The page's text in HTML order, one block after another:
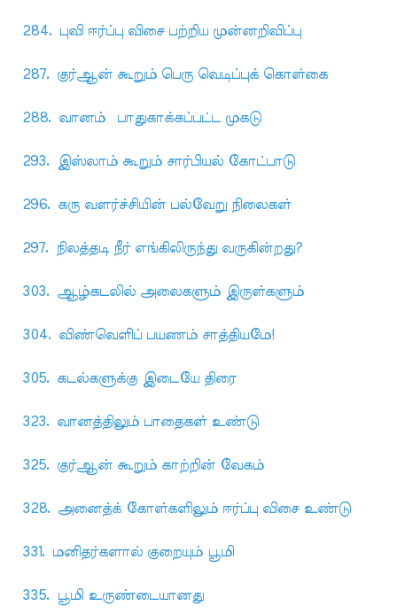
284. புவி ஈர்ப்பு விசை பற்றிய முன்னறிவிப்பு
287. குர்ஆன் கூறும் பெரு வெடிப்புக் கொள்கை
288. வானம் பாதுகாக்கப்பட்ட முகடு
293. இஸ்லாம் கூறும் சார்பியல் கோட்பாடு
296. கரு வளர்ச்சியின் பல்வேறு நிலைகள்
297. நிலத்தடி நீர் எங்கிலிருந்து வருகின்றது?
303. ஆழ்கடலில் அலைகளும் இருள்களும்
304. விண்வெளிப் பயணம் சாத்தியமே!
305. கடல்களுக்கு இடையே திரை
323. வானத்திலும் பாதைகள் உண்டு
325. குர்ஆன் கூறும் காற்றின் வேகம்
328. அனைத்க் கோள்களிலும் ஈர்ப்பு விசை உண்டு
331. மனிதர்களால் குறையும் பூமி
335. பூமி உருண்டையானது